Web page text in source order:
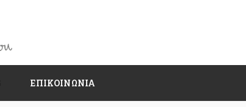
ΕΠΙΚΟΙΝΩΝΙΑ